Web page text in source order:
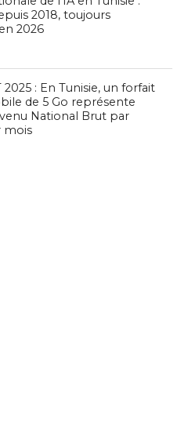
2018, toujours
2026
: En Tunisie, un forfait
de 5 Go représente
National Brut par
mois